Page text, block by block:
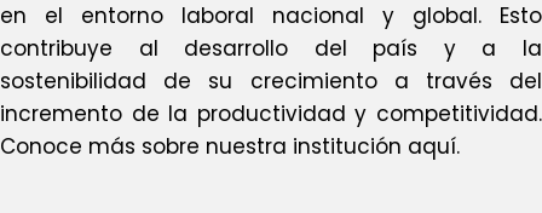
en el entorno laboral nacional y global. Esto
contribuye al desarrollo del país y a la
sostenibilidad de su crecimiento a través del
incremento de la productividad y competitividad.
Conoce más sobre nuestra institución aquí.